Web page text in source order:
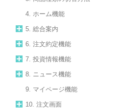
4. ホーム機能
5. 総合案内
6. 注文約定機能
7. 投資情報機能
8. ニュース機能
9. マイページ機能
10. 注文画面